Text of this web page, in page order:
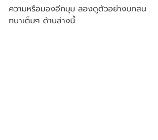
ความหรือมองอีกมุม ลองดูตัวอย่างบทสน
ทนาเต็มๆ ด้านล่างนี้